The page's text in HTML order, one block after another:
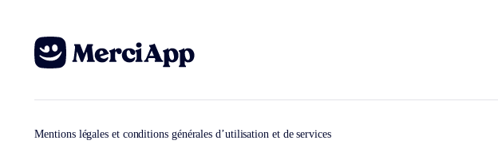
Mentions légales et conditions générales d’utilisation et de services